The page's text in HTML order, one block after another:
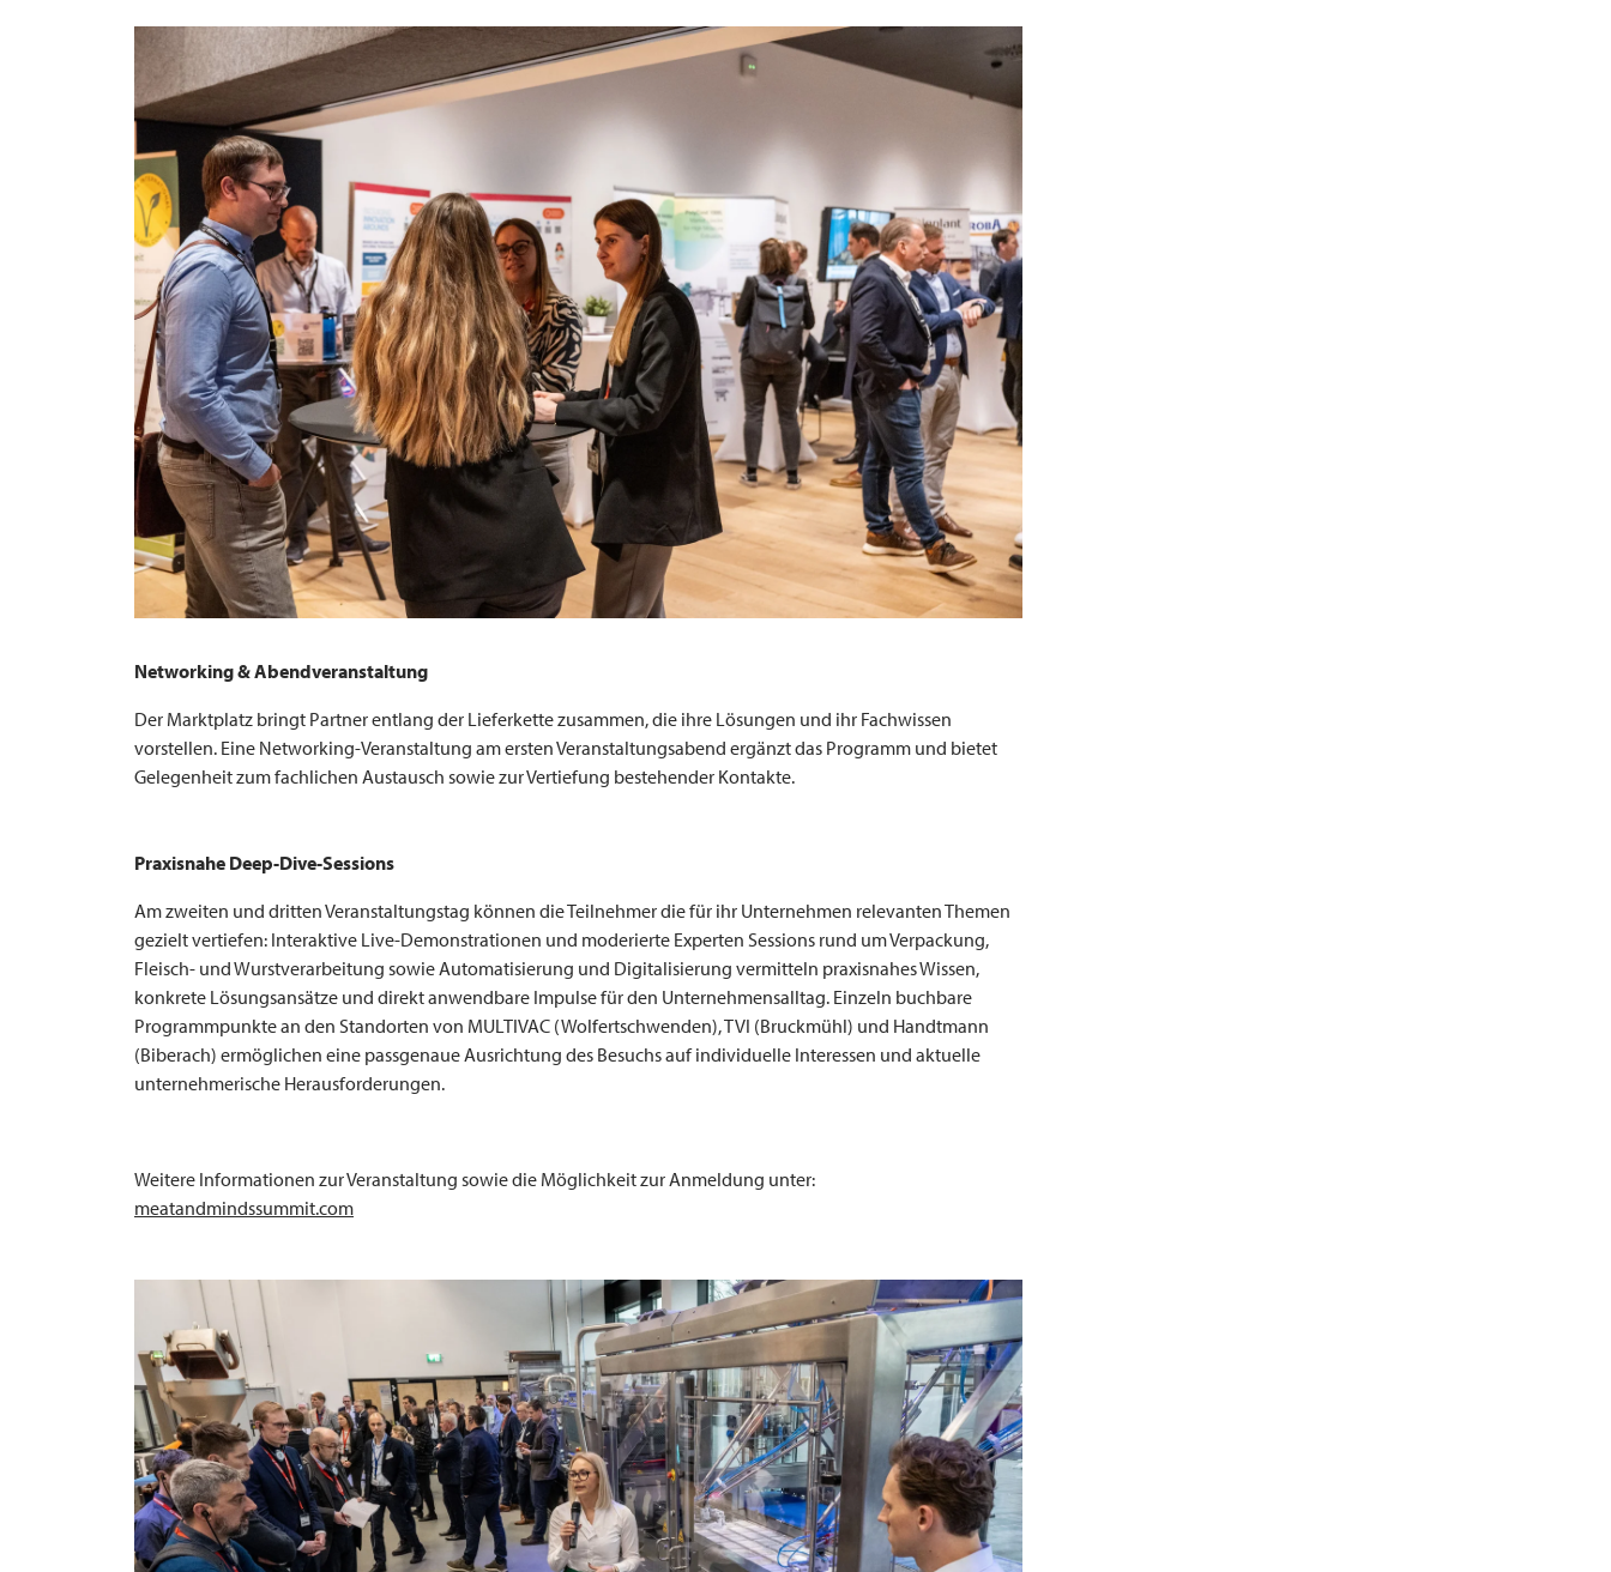
Networking & Abendveranstaltung
Der Marktplatz bringt Partner entlang der Lieferkette zusammen, die ihre Lösungen und ihr Fachwissen
vorstellen. Eine Networking-Veranstaltung am ersten Veranstaltungsabend ergänzt das Programm und bietet
Gelegenheit zum fachlichen Austausch sowie zur Vertiefung bestehender Kontakte.
Praxisnahe Deep-Dive-Sessions
Am zweiten und dritten Veranstaltungstag können die Teilnehmer die für ihr Unternehmen relevanten Themen
gezielt vertiefen: Interaktive Live-Demonstrationen und moderierte Experten Sessions rund um Verpackung,
Fleisch- und Wurstverarbeitung sowie Automatisierung und Digitalisierung vermitteln praxisnahes Wissen,
konkrete Lösungsansätze und direkt anwendbare Impulse für den Unternehmensalltag. Einzeln buchbare
Programmpunkte an den Standorten von MULTIVAC (Wolfertschwenden),TVI (Bruckmühl) und Handtmann
(Biberach) ermöglichen eine passgenaue Ausrichtung des Besuchs auf individuelle Interessen und aktuelle
unternehmerische Herausforderungen.
Weitere Informationen zur Veranstaltung sowie die Möglichkeit zur Anmeldung unter:
meatandmindssummit.com